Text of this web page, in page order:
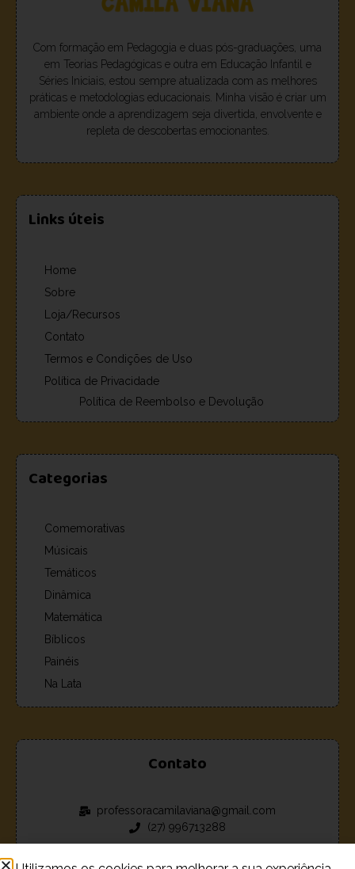
Com formação em Pedagogia e duas pós-graduações, uma
em Teorias Pedagógicas e outra em Educação Infantil e
Séries Iniciais, estou sempre atualizada com as melhores
práticas e metodologias educacionais. Minha visão é criar um
ambiente onde a aprendizagem seja divertida, envolvente e
repleta de descobertas emocionantes.
Links úteis
Home
Sobre
Loja/Recursos
Contato
Termos e Condições de Uso
Política de Privacidade
Política de Reembolso e Devolução
Categorias
Comemorativas
Músicais
Temáticos
Dinâmica
Matemática
Bíblicos
Painéis
Na Lata
Contato
professoracamilaviana@gmail.com
(27) 996713288